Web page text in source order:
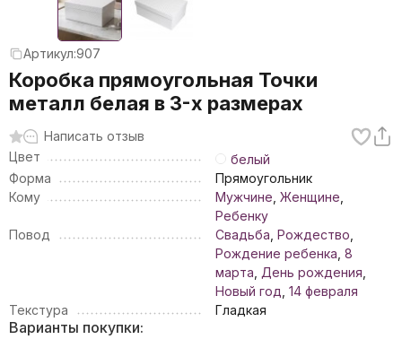
Артикул:907
Коробка прямоугольная Точки
металл белая в 3-х размерах
Написать отзыв
Цвет
белый
Форма
Прямоугольник
Кому
Мужчине Женщине
Ребенку
Повод
Свадьба Рождество
Рождение ребенка 8
марта День рождения
Новый год 14 февраля
Текстура
Гладкая
Варианты покупки: